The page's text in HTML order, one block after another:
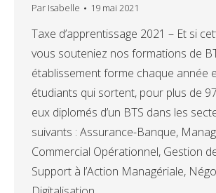
Par Isabelle 19 mai 2021
Taxe d’apprentissage 2021 – Et si
vous souteniez nos formations de
établissement forme chaque année
étudiants qui sortent, pour plus de
eux diplomés d’un BTS dans les
suivants : Assurance-Banque,
Commercial Opérationnel, Gestion
Support à l’Action Managériale,